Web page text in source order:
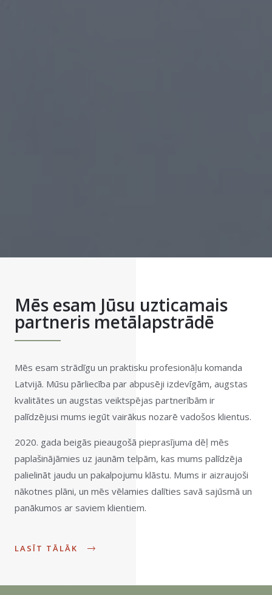
Mēs esam Jūsu uzticamais
partneris metālapstrādē
Mēs esam strādīgu un praktisku profesionāļu komanda
Latvijā. Mūsu pārliecība par abpusēji izdevīgām, augstas
kvalitātes un augstas veiktspējas partnerībām ir
palīdzējusi mums iegūt vairākus nozarē vadošos klientus.
2020. gada beigās pieaugošā pieprasījuma dēļ mēs
paplašinājāmies uz jaunām telpām, kas mums palīdzēja
palielināt jaudu un pakalpojumu klāstu. Mums ir aizraujoši
nākotnes plāni, un mēs vēlamies dalīties savā sajūsmā un
panākumos ar saviem klientiem.
LASĪT TĀLĀK